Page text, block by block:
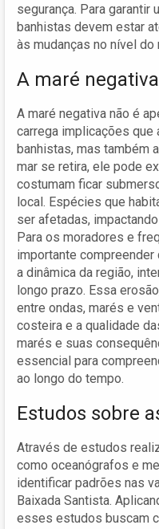
segurança. Para garantir
banhistas devem estar
às mudanças no nível do
A maré
A maré negativa não é
carrega implicações que
banhistas, mas também
mar se retira, ele pode
costumam ficar
local. Espécies que
ser afetadas,
Para os moradores e
importante compreender
a dinâmica da região,
longo prazo. Essa
entre ondas, marés e
costeira e a qualidade
marés e suas
essencial para
ao longo do tempo.
Estudos sobre
Através de estudos
como oceanógrafos e
identificar padrões nas
Baixada Santista.
esses estudos buscam